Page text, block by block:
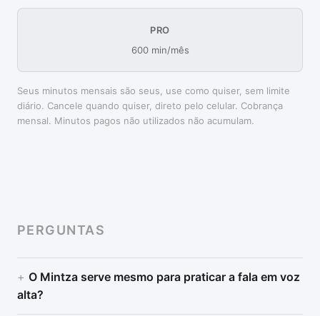
PRO
600 min/mês
Seus minutos mensais são seus, use como quiser, sem limite
diário. Cancele quando quiser, direto pelo celular. Cobrança
mensal. Minutos pagos não utilizados não acumulam.
PERGUNTAS
O Mintza serve mesmo para praticar a fala em voz
alta?